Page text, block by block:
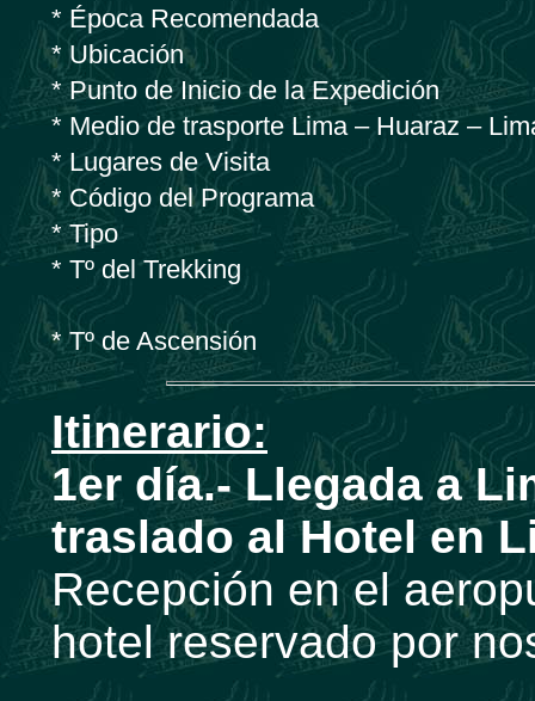
* Época Recomendada
* Ubicación
* Punto de Inicio de la Expedición
* Medio de trasporte Lima – Huaraz –
* Lugares de Visita
* Código del Programa
* Tipo
* Tº del Trekking
* Tº de Ascensión
Itinerario:
1er día.- Llegada a
traslado al Hotel en
Recepción en el
hotel reservado por